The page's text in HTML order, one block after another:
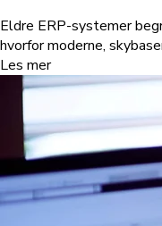
Eldre ERP-systemer
hvorfor moderne,
Les mer